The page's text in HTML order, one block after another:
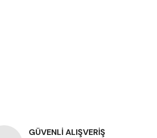
GÜVENLİ ALIŞVERİŞ